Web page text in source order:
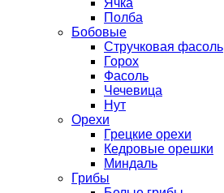
Полба
Бобовые
Стручковая фасоль
Горох
Фасоль
Чечевица
Нут
Орехи
Грецкие орехи
Кедровые орешки
Миндаль
Грибы